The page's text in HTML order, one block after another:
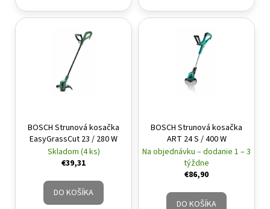
BOSCH Strunová kosačka
EasyGrassCut 23 / 280 W
Skladom (4 ks)
€39,31
DO KOŠÍKA
BOSCH Strunová kosačka
ART 24 S / 400 W
Na objednávku – dodanie 1 – 3
týždne
€86,90
DO KOŠÍKA